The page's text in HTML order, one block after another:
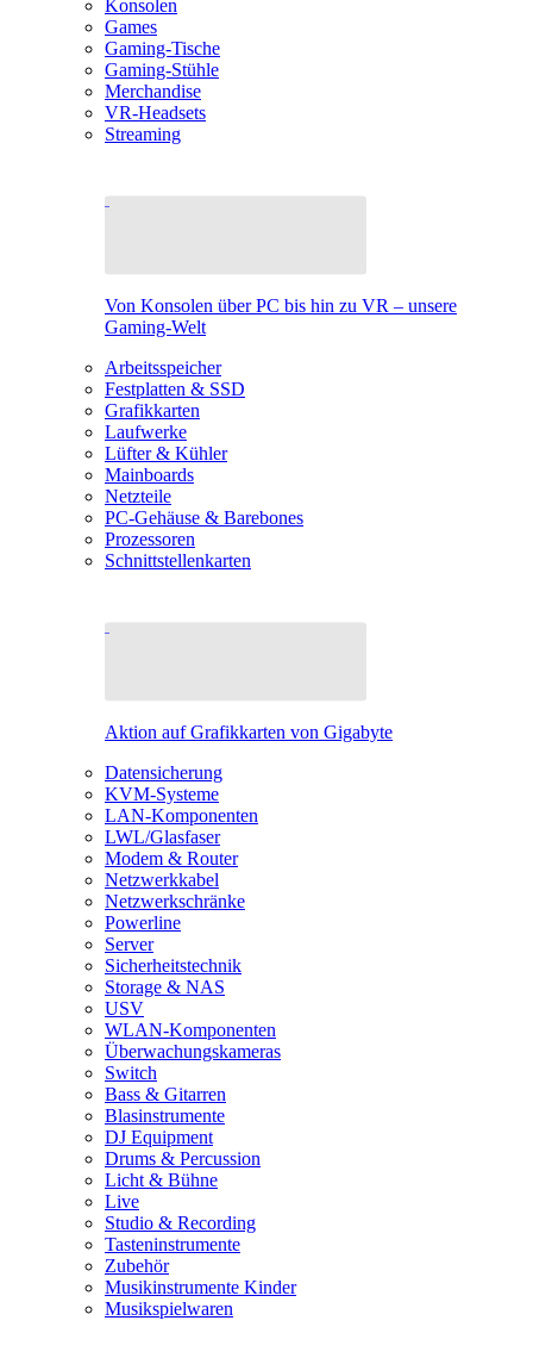
Konsolen
Games
Gaming-Tische
Gaming-Stühle
Merchandise
VR-Headsets
Streaming
Von Konsolen über PC bis hin zu VR – unsere
Gaming-Welt
Arbeitsspeicher
Festplatten & SSD
Grafikkarten
Laufwerke
Lüfter & Kühler
Mainboards
Netzteile
PC-Gehäuse & Barebones
Prozessoren
Schnittstellenkarten
Aktion auf Grafikkarten von Gigabyte
Datensicherung
KVM-Systeme
LAN-Komponenten
LWL/Glasfaser
Modem & Router
Netzwerkkabel
Netzwerkschränke
Powerline
Server
Sicherheitstechnik
Storage & NAS
USV
WLAN-Komponenten
Überwachungskameras
Switch
Bass & Gitarren
Blasinstrumente
DJ Equipment
Drums & Percussion
Licht & Bühne
Live
Studio & Recording
Tasteninstrumente
Zubehör
Musikinstrumente Kinder
Musikspielwaren